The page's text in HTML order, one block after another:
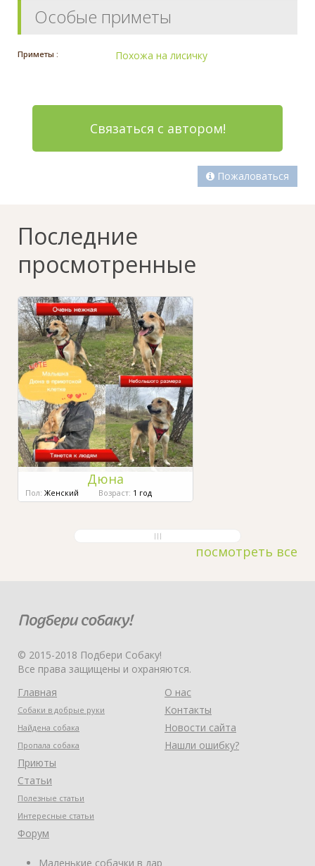
Особые приметы
Приметы : Похожа на лисичку
Связаться с автором!
Пожаловаться
Последние
просмотренные
Дюна
Пол: Женский Возраст: 1 год
посмотреть все
© 2015-2018 Подбери Собаку!
Все права защищены и охраняются.
Главная
Собаки в добрые руки
Найдена собака
Пропала собака
Приюты
Статьи
Полезные статьи
Интересные статьи
Форум
О нас
Контакты
Новости сайта
Нашли ошибку?
Маленькие собачки в дар